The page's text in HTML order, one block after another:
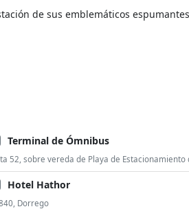
de sus emblemáticos
Terminal de Ómnibus
52, sobre vereda de Playa de Estacionamiento
Hotel Hathor
Dorrego